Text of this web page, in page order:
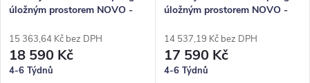
úložným prostorem NOVO -
15 363,64 Kč bez DPH
18 590 Kč
4-6 Týdnů
úložným prostorem NOVO -
14 537,19 Kč bez DPH
17 590 Kč
4-6 Týdnů